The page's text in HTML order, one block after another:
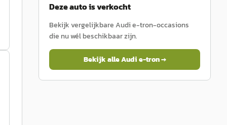
Deze auto is verkocht
Bekijk vergelijkbareAudie-tron-occasions
die nu wél beschikbaar zijn.
Bekijk alleAudie-tron→